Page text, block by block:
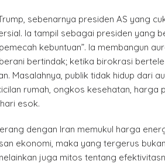
sebenarnya presiden AS yang
Ia tampil sebagai presiden yang
kebuntuan”. Ia membangun
bertindak; ketika birokrasi
Masalahnya, publik tidak hidup dari
rumah, ongkos kesehatan, harga
esok.
dengan Iran memukul harga
ekonomi, maka yang tergerus
juga mitos tentang